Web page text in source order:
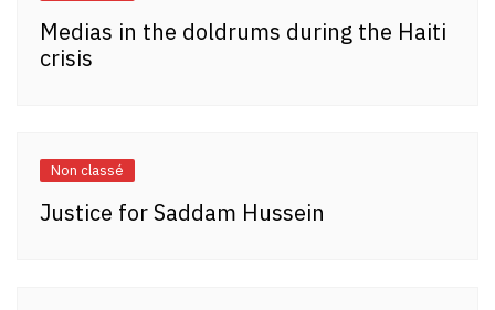
Medias in the doldrums during the Haiti
crisis
Non classé
Justice for Saddam Hussein